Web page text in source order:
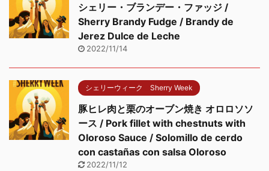
シェリー・ブランデー・ファッジ /
Sherry Brandy Fudge / Brandy de
Jerez Dulce de Leche
2022/11/14
シェリーウィーク Sherry Week
豚ヒレ肉と栗のオーブン焼き オロロソソ
ース / Pork fillet with chestnuts with
Oloroso Sauce / Solomillo de cerdo
con castañas con salsa Oloroso
2022/11/12